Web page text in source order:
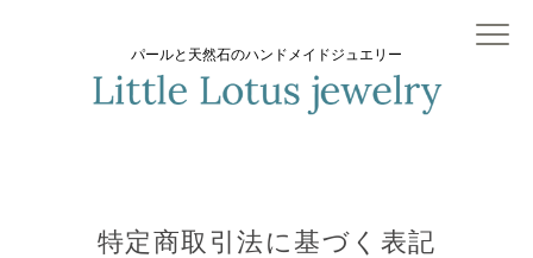
パールと天然石のハンドメイドジュエリー
特定商取引法に基づく表記